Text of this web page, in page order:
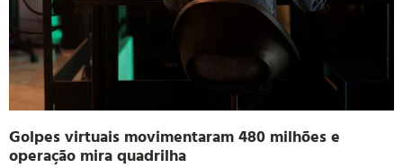
Golpes virtuais movimentaram 480 milhões e
operação mira quadrilha